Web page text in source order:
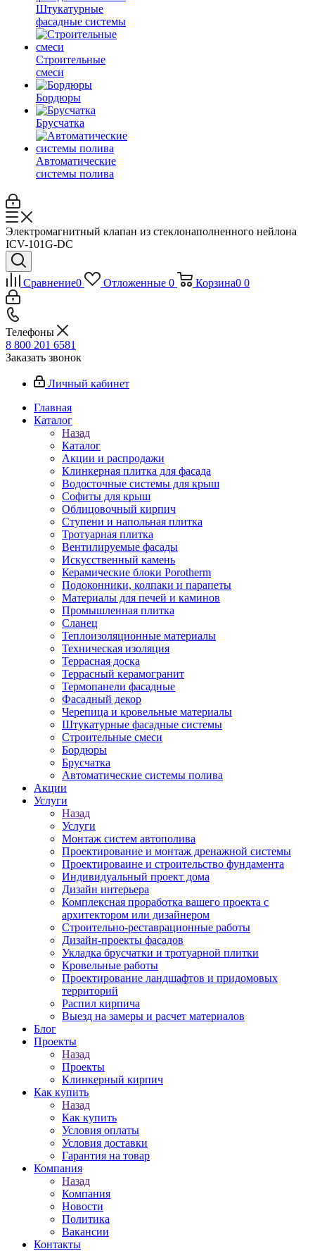
Штукатурные
фасадные системы
Строительные
смеси
Бордюры
Брусчатка
Автоматические
системы полива
Электромагнитный клапан из стеклонаполненного нейлона
ICV-101G-DC
Сравнение0 Отложенные 0 Корзина0 0
Телефоны
8 800 201 6581
Заказать звонок
Личный кабинет
Главная
Каталог
Назад
Каталог
Акции и распродажи
Клинкерная плитка для фасада
Водосточные системы для крыш
Софиты для крыш
Облицовочный кирпич
Ступени и напольная плитка
Тротуарная плитка
Вентилируемые фасады
Искусственный камень
Керамические блоки Porotherm
Подоконники, колпаки и парапеты
Материалы для печей и каминов
Промышленная плитка
Сланец
Теплоизоляционные материалы
Техническая изоляция
Террасная доска
Террасный керамогранит
Термопанели фасадные
Фасадный декор
Черепица и кровельные материалы
Штукатурные фасадные системы
Строительные смеси
Бордюры
Брусчатка
Автоматические системы полива
Акции
Услуги
Назад
Услуги
Монтаж систем автополива
Проектирование и монтаж дренажной системы
Проектироваине и строительство фундамента
Индивидуальный проект дома
Дизайн интерьера
Комплексная проработка вашего проекта с
архитектором или дизайнером
Строительно-реставрационные работы
Дизайн-проекты фасадов
Укладка брусчатки и тротуарной плитки
Кровельные работы
Проектирование ландшафтов и придомовых
территорий
Распил кирпича
Выезд на замеры и расчет материалов
Блог
Проекты
Назад
Проекты
Клинкерный кирпич
Как купить
Назад
Как купить
Условия оплаты
Условия доставки
Гарантия на товар
Компания
Назад
Компания
Новости
Политика
Вакансии
Контакты